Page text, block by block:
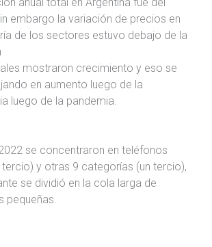
embargo la variación de precios en
de los sectores estuvo debajo de la
mostraron crecimiento y eso se
en aumento luego de la
luego de la pandemia.
se concentraron en teléfonos
tercio) y otras 9 categorías (un tercio),
se dividió en la cola larga de
pequeñas.